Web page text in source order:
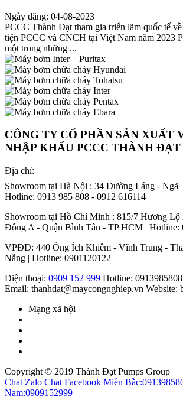
Ngày đăng: 04-08-2023
PCCC Thành Đạt tham gia triển lãm quốc tế
tiện PCCC và CNCH tại Việt Nam năm 2023
một trong những ...
CÔNG TY CỔ PHẦN SẢN XUẤT
NHẬP KHẨU PCCC THÀNH ĐẠT
Địa chỉ:
Showroom tại Hà Nội : 34 Đường Láng - Ngã
Hotline: 0913 985 808 - 0912 616114
Showroom tại Hồ Chí Minh : 815/7 Hương Lộ
Đông A - Quận Bình Tân - TP HCM | Hotline:
VPĐD: 440 Ông Ích Khiêm - Vĩnh Trung -
Nẵng | Hotline: 0901120122
Điện thoại: 0909 152 999 Hotline: 0913985808
Email: thanhdat@maycongnghiep.vn Website:
Mạng xã hội
Copyright © 2019 Thành Đạt Pumps Group
Chat Zalo Chat Facebook Miền Bắc:
Nam:0909152999